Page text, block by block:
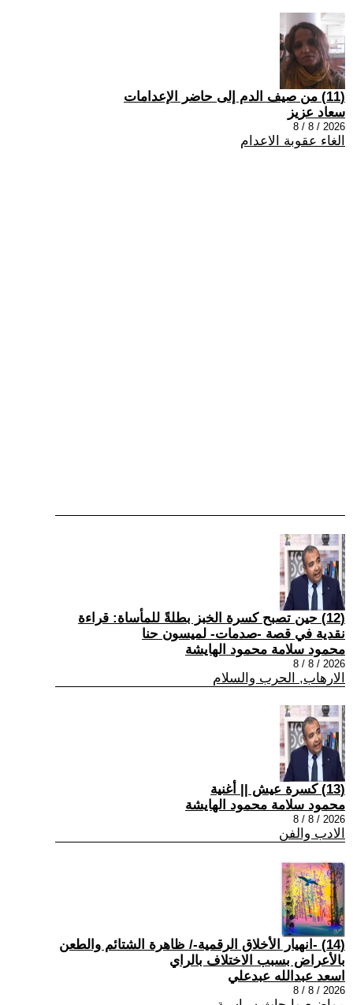
(11) من صيف الدم إلى حاضر الإعدامات
سعاد عزيز
2026 / 8 / 8
الغاء عقوبة الاعدام
(12) حين تصبح كسرة الخبز بطلةً للمأساة: قراءة
نقدية في قصة -صدمات- لميسون حنا
محمود سلامة محمود الهايشة
2026 / 8 / 8
الارهاب, الحرب والسلام
(13) كسرة عيش || أغنية
محمود سلامة محمود الهايشة
2026 / 8 / 8
الادب والفن
(14) -انهيار الأخلاق الرقمية-/ ظاهرة الشتائم والطعن
بالأعراض بسبب الاختلاف بالراي
اسعد عبدالله عبدعلي
2026 / 8 / 8